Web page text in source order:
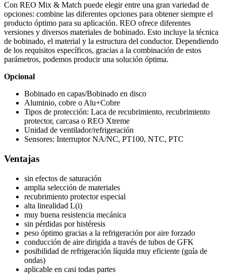
Con REO Mix & Match puede elegir entre una gran variedad de
opciones: combine las diferentes opciones para obtener siempre el
producto óptimo para su aplicación. REO ofrece diferentes
versiones y diversos materiales de bobinado. Esto incluye la técnica
de bobinado, el material y la estructura del conductor. Dependiendo
de los requisitos específicos, gracias a la combinación de estos
parámetros, podemos producir una solución óptima.
Opcional
Bobinado en capas/Bobinado en disco
Aluminio, cobre o Alu+Cobre
Tipos de protección: Laca de recubrimiento, recubrimiento
protector, carcasa o REO Xtreme
Unidad de ventilador/refrigeración
Sensores: Interruptor NA/NC, PT100, NTC, PTC
Ventajas
sin efectos de saturación
amplia selección de materiales
recubrimiento protector especial
alta linealidad L(i)
muy buena resistencia mecánica
sin pérdidas por histéresis
peso óptimo gracias a la refrigeración por aire forzado
conducción de aire dirigida a través de tubos de GFK
posibilidad de refrigeración líquida muy eficiente (guía de
ondas)
aplicable en casi todas partes